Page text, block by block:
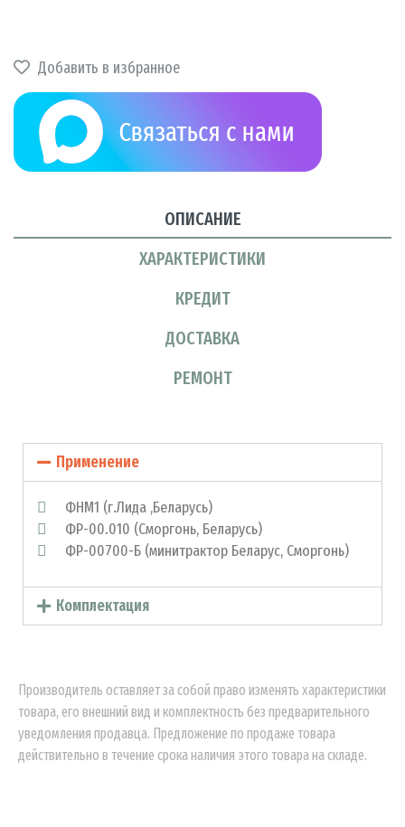
Добавить в избранное
ОПИСАНИЕ
ХАРАКТЕРИСТИКИ
КРЕДИТ
ДОСТАВКА
РЕМОНТ
Применение
ФНМ1 (г.Лида ,Беларусь)
ФР-00.010 (Сморгонь, Беларусь)
ФР-00700-Б (минитрактор Беларус, Сморгонь)
Комплектация
Производитель оставляет за собой право изменять характеристики
товара, его внешний вид и комплектность без предварительного
уведомления продавца. Предложение по продаже товара
действительно в течение срока наличия этого товара на складе.